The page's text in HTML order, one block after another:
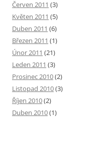
Červen 2011 (3)
Květen 2011 (5)
Duben 2011 (6)
Březen 2011 (1)
Únor 2011 (21)
Leden 2011 (3)
Prosinec 2010(2)
Listopad 2010(3)
Říjen 2010(2)
Duben 2010(1)